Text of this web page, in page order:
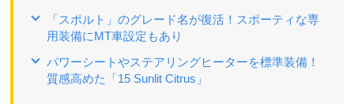
「スポルト」のグレード名が復活！スポーティな専
用装備にMT車設定もあり
パワーシートやステアリングヒーターを標準装備！
質感高めた「15 Sunlit Citrus」